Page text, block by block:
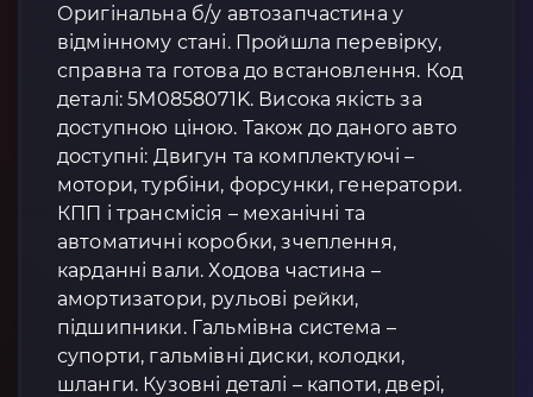
Оригінальна б/у автозапчастина у
відмінному стані. Пройшла перевірку,
справна та готова до встановлення. Код
деталі: 5M0858071K. Висока якість за
доступною ціною. Також до даного авто
доступні: Двигун та комплектуючі –
мотори, турбіни, форсунки, генератори.
КПП і трансмісія – механічні та
автоматичні коробки, зчеплення,
карданні вали. Ходова частина –
амортизатори, рульові рейки,
підшипники. Гальмівна система –
супорти, гальмівні диски, колодки,
шланги. Кузовні деталі – капоти, двері,